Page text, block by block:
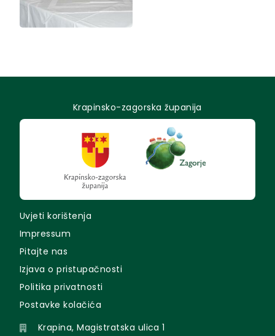
Krapinsko-zagorska županija
Uvjeti korištenja
Impressum
Pitajte nas
Izjava o pristupačnosti
Politika privatnosti
Postavke kolačića
Krapina, Magistratska ulica 1